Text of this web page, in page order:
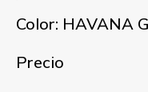
Color: HAVANA
Precio